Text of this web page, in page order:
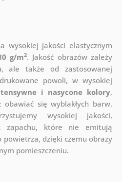
wysokiej jakości elastycznym
g/m2. Jakość obrazów zależy
ale także od zastosowanej
powoli, w wysokiej
i nasycone kolory,
się wyblakłych barw.
wysokiej jakości,
które nie emitują
powietrza, dzięki czemu obrazy
pomieszczeniu.